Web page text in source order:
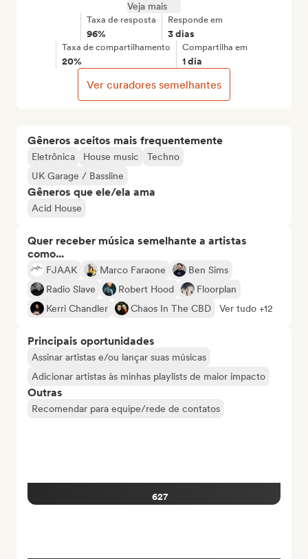
Gêneros aceitos mais frequentemente
Eletrônica House music
Techno
UK Garage / Bassline
Gêneros que ele/ela ama
Acid House
Quer receber música semelhante a artistas
como...
FJAAK Marco Faraone
Ben Sims
Radio Slave
Robert Hood
Floorplan
Kerri Chandler
Chaos In The CBD Ver tudo +12
Principais oportunidades
Assinar artistas e/ou lançar suas músicas
Adicionar artistas às minhas playlists de maior impacto
Outras
Recomendar para equipe/rede de contatos
627
Veja mais
Taxa de resposta
96%
Responde em
3 dias
Taxa de compartilhamento
20%
Compartilha em
1 dia
Ver curadores semelhantes